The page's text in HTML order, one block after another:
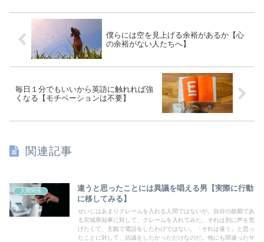
僕らには空を見上げる余裕があるか【心
の余裕がない人たちへ】
毎日１分でもいいから英語に触れれば強
くなる【モチベーションは不要】
関連記事
人間関係
違うと思ったことには異議を唱える男【実際に行動
に移してみる】
せいじはあまりクレームを入れる人間ではないが、自分の故郷であ
る宮城県知事に対して、クレームを入れてみた。それは別に声を荒
げたくて、主観で電話をしたわけではない。「それは違う」と思っ
たことに対して、抗議をしたかっただけなのだ。他にも間違ったサ